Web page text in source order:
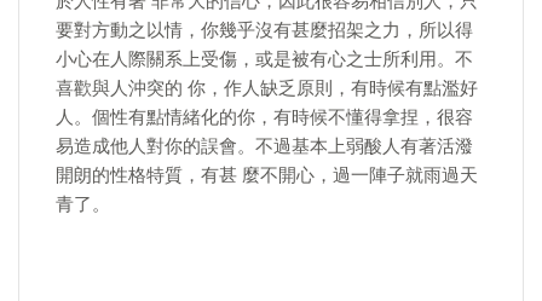
要對方動之以情，你幾乎沒有甚麼招架之力，所以得
小心在人際關系上受傷，或是被有心之士所利用。不
喜歡與人沖突的 你，作人缺乏原則，有時候有點濫好
人。個性有點情緒化的你，有時候不懂得拿捏，很容
易造成他人對你的誤會。不過基本上弱酸人有著活潑
開朗的性格特質，有甚 麼不開心，過一陣子就雨過天
青了。